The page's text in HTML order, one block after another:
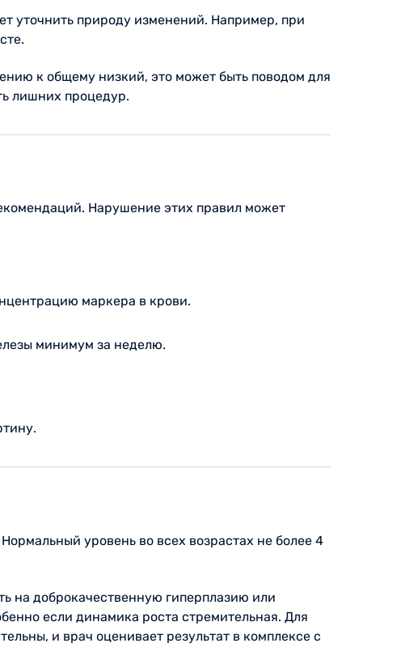
уточнить природу изменений. Например, при
к общему низкий, это может быть поводом для
лишних процедур.
Нарушение этих правил может
маркера в крови.
минимум за неделю.
уровень во всех возрастах не более 4
на доброкачественную гиперплазию или
если динамика роста стремительная. Для
и врач оценивает результат в комплексе с